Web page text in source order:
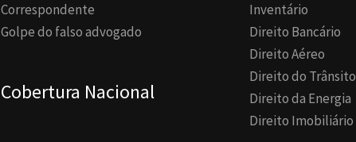
Correspondente
Golpe do falso advogado
Cobertura Nacional
Inventário
Direito Bancário
Direito Aéreo
Direito do Trânsito
Direito da Energia
Direito Imobiliário